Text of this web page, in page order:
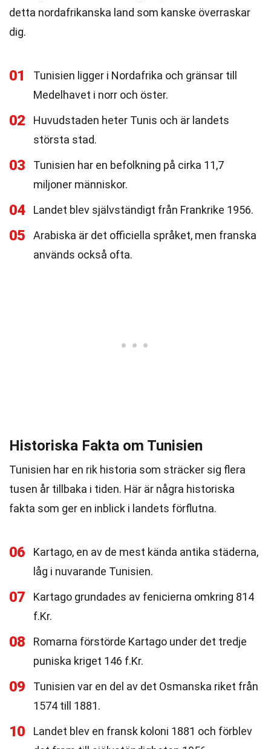
detta nordafrikanska land som kanske överraskar
dig.
01
Tunisien ligger i Nordafrika och gränsar till
Medelhavet i norr och öster.
02
Huvudstaden heter Tunis och är landets
största stad.
03
Tunisien har en befolkning på cirka 11,7
miljoner människor.
04 Landet blev självständigt från Frankrike 1956.
05
Arabiska är det officiella språket, men franska
används också ofta.
Historiska Fakta om Tunisien
Tunisien har en rik historia som sträcker sig flera
tusen år tillbaka i tiden. Här är några historiska
fakta som ger en inblick i landets förflutna.
06
Kartago, en av de mest kända antika städerna,
låg i nuvarande Tunisien.
07
Kartago grundades av fenicierna omkring 814
f.Kr.
08
Romarna förstörde Kartago under det tredje
puniska kriget 146 f.Kr.
09
Tunisien var en del av det Osmanska riket från
1574 till 1881.
10
Landet blev en fransk koloni 1881 och förblev